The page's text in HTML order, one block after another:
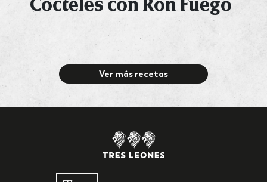
Coctéles con Ron Fuego
Ver más recetas